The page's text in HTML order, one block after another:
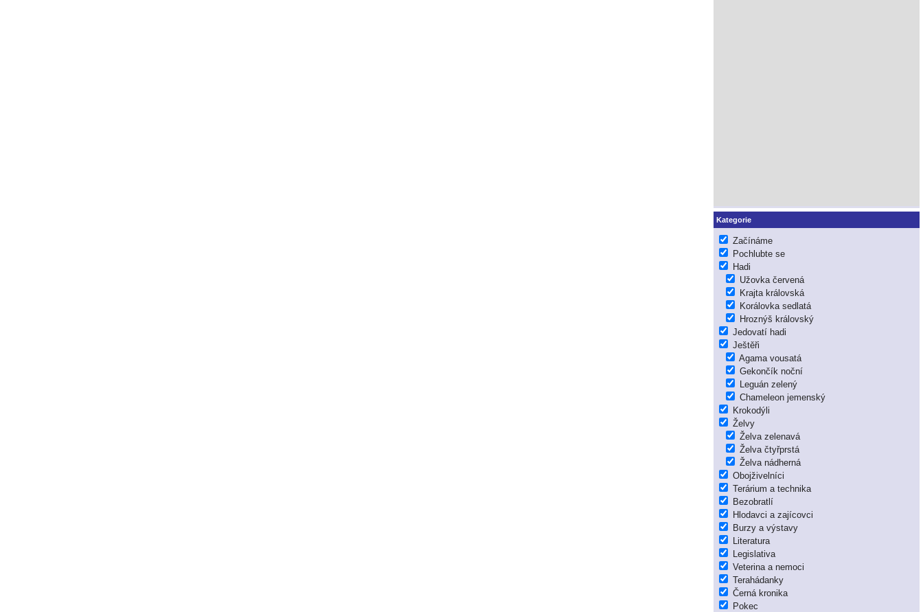
Kategorie
Začínáme
Pochlubte se
Hadi
Užovka červená
Krajta královská
Korálovka sedlatá
Hroznýš královský
Jedovatí hadi
Ještěři
Agama vousatá
Gekončík noční
Leguán zelený
Chameleon jemenský
Krokodýli
Želvy
Želva zelenavá
Želva čtyřprstá
Želva nádherná
Obojživelníci
Terárium a technika
Bezobratlí
Hlodavci a zajícovci
Burzy a výstavy
Literatura
Legislativa
Veterina a nemoci
Terahádanky
Černá kronika
Pokec